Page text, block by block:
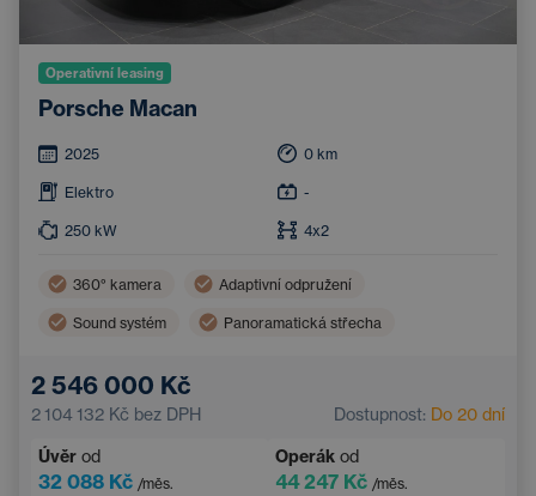
Operativní leasing
Porsche Macan
2025 0 km
Elektro -
250 kW 4x2
360° kamera Adaptivní odpružení
Sound systém Panoramatická střecha
2 546 000 Kč
2 104 132 Kč bez DPH Dostupnost: Do 20 dní
Úvěr od
32 088 Kč /měs.
Operák od
44 247 Kč /měs.